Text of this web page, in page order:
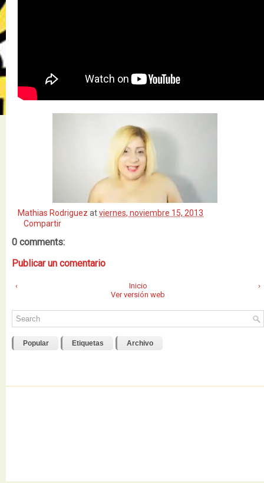
Mathias Rodriguez atviernes, noviembre 15, 2013
Compartir
0 comments:
Publicar un comentario
‹ ›
Inicio
Ver versión web
Popular Etiquetas Archivo